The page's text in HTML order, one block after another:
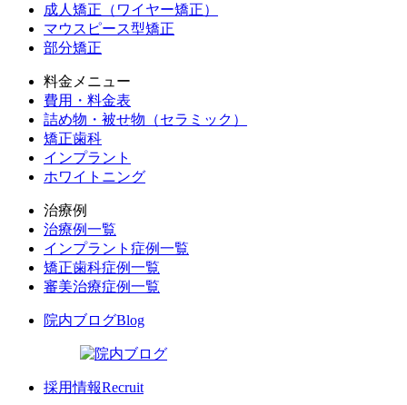
成人矯正（ワイヤー矯正）
マウスピース型矯正
部分矯正
料金メニュー
費用・料金表
詰め物・被せ物（セラミック）
矯正歯科
インプラント
ホワイトニング
治療例
治療例一覧
インプラント症例一覧
矯正歯科症例一覧
審美治療症例一覧
院内ブログBlog
採用情報Recruit